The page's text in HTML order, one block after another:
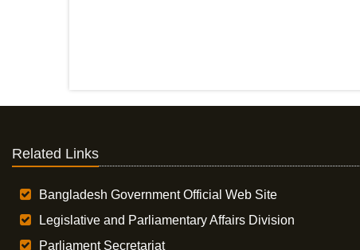
Related Links
Bangladesh Government Official Web Site
Legislative and Parliamentary Affairs Division
Parliament Secretariat